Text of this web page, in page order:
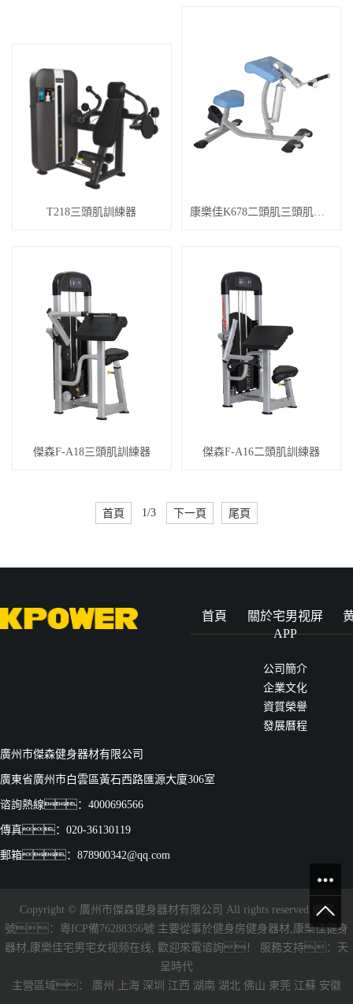
T218三頭肌訓練器
傑森F-A18三頭肌訓練器 傑森F-A16二頭肌訓練器
首頁 1/3 下一頁 尾頁
首頁
關於宅男视屏
APP
公司簡介
企業文化
資質榮譽
發展曆程
廣州市傑森健身器材有限公司
廣東省廣州市白雲區黃石西路匯源大廈306室
谘詢熱線：4000696566
傳真：020-36130119
郵箱：878900342@qq.com
Copyright © 廣州市傑森健身器材有限公司 All rights reserved 備案
號： 粵ICP備76288356號 主要從事於健身房健身器材,康樂佳健身
器材,康樂佳宅男宅女视频在线, 歡迎來電谘詢！ 服務支持： 天
呈時代
主營區域： 廣州 上海 深圳 江西 湖南 湖北 佛山 東莞 江蘇 安徽